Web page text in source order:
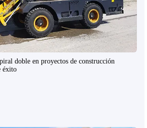
doble en proyectos de construcción
éxito